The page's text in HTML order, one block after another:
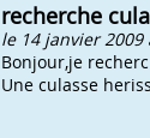
recherche
le 14 janvier 2009
Bonjour,je
Une culasse